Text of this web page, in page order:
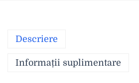
Descriere
Informații suplimentare